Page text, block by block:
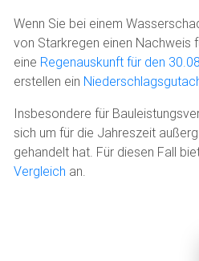
Wenn Sie bei einem
von Starkregen einen Nachweis
eine Regenauskunft für den
erstellen ein
Insbesondere für
sich um für die Jahreszeit
gehandelt hat. Für diesen Fall
Vergleich an.